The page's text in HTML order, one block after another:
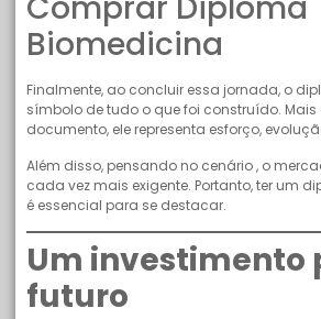
Biomedicina
Finalmente, ao concluir essa jornada, o
símbolo de tudo o que foi construído. Mais
documento, ele representa esforço,
Além disso, pensando no cenário , o
cada vez mais exigente. Portanto, ter um
é essencial para se destacar.
Um investimento
futuro